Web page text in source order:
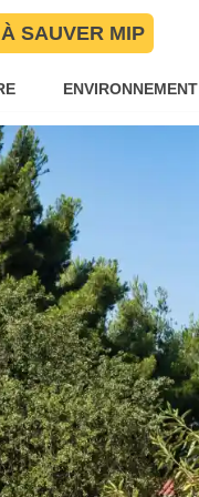
SAUVER MIP
ENVIRONNEMENT